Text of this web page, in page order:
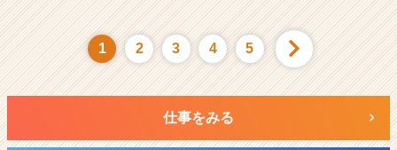
1 2 3 4 5
仕事をみる